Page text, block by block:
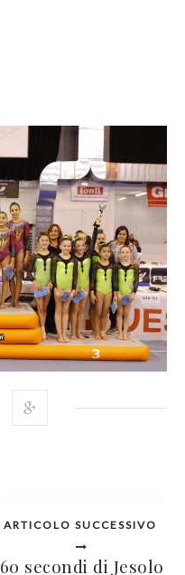
ARTICOLO SUCCESSIVO
60 secondi di Jesolo